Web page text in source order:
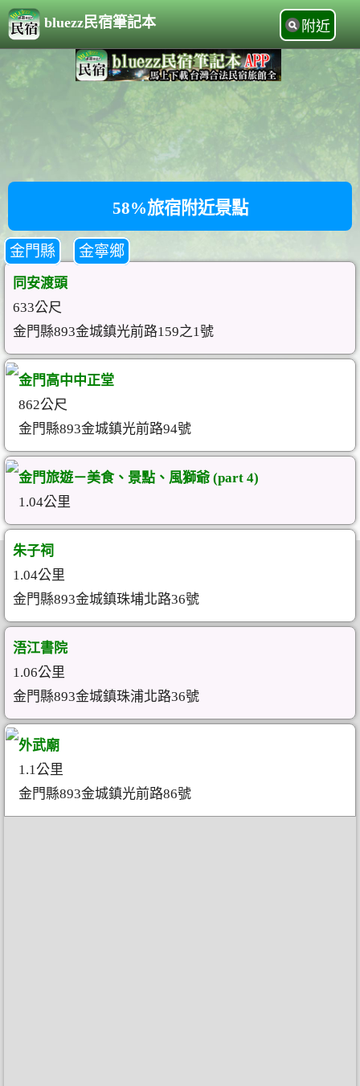
bluezz民宿筆記本 附近
58%旅宿附近景點
金門縣 金寧鄉
同安渡頭
633公尺
金門縣893金城鎮光前路159之1號
金門高中中正堂
862公尺
金門縣893金城鎮光前路94號
金門旅遊－美食、景點、風獅爺 (part 4)
1.04公里
朱子祠
1.04公里
金門縣893金城鎮珠埔北路36號
浯江書院
1.06公里
金門縣893金城鎮珠浦北路36號
外武廟
1.1公里
金門縣893金城鎮光前路86號